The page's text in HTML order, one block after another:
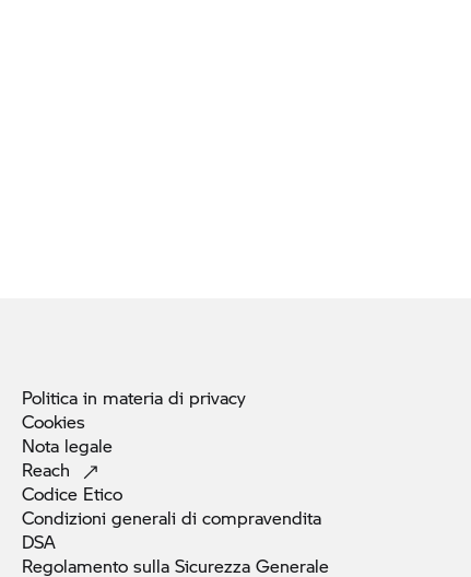
Politica in materia di privacy
Cookies
Nota legale
Reach
Codice Etico
Condizioni generali di compravendita
DSA
Regolamento sulla Sicurezza Generale